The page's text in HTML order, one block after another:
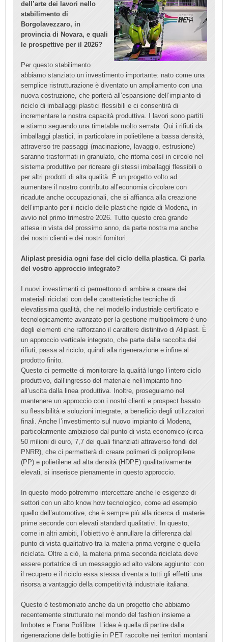
dell’arte dei lavori nello
stabilimento di
Borgolavezzaro, in
provincia di Novara, e quali
le prospettive per il 2026?
Per questo stabilimento
abbiamo stanziato un investimento importante: nato come una
semplice ristrutturazione è diventato un ampliamento con una
nuova costruzione, che porterà all’espansione dell’impianto di
riciclo di imballaggi plastici flessibili e ci consentirà di
incrementare la nostra capacità produttiva. I lavori sono partiti
e stiamo seguendo una timetable molto serrata. Qui i rifiuti da
imballaggi plastici, in particolare in polietilene a bassa densità,
attraverso tre passaggi (macinazione, lavaggio, estrusione)
saranno trasformati in granulato, che ritorna così in circolo nel
sistema produttivo per ricreare gli stessi imballaggi flessibili o
per altri prodotti di alta qualità. È un progetto volto ad
aumentare il nostro contributo all’economia circolare con
ricadute anche occupazionali, che si affianca alla creazione
dell’impianto per il riciclo delle plastiche rigide di Modena, in
avvio nel primo trimestre 2026. Tutto questo crea grande
attesa in vista del prossimo anno, da parte nostra ma anche
dei nostri clienti e dei nostri fornitori.
Aliplast presidia ogni fase del ciclo della plastica. Ci parla
del vostro approccio integrato?
I nuovi investimenti ci permettono di ambire a creare dei
materiali riciclati con delle caratteristiche tecniche di
elevatissima qualità, che nel modello industriale certificato e
tecnologicamente avanzato per la gestione multipolimero è uno
degli elementi che rafforzano il carattere distintivo di Aliplast. È
un approccio verticale integrato, che parte dalla raccolta dei
rifiuti, passa al riciclo, quindi alla rigenerazione e infine al
prodotto finito.
Questo ci permette di monitorare la qualità lungo l’intero ciclo
produttivo, dall’ingresso del materiale nell’impianto fino
all’uscita dalla linea produttiva. Inoltre, proseguiamo nel
mantenere un approccio con i nostri clienti e prospect basato
su flessibilità e soluzioni integrate, a beneficio degli utilizzatori
finali. Anche l’investimento sul nuovo impianto di Modena,
particolarmente ambizioso dal punto di vista economico (circa
50 milioni di euro, 7,7 dei quali finanziati attraverso fondi del
PNRR), che ci permetterà di creare polimeri di polipropilene
(PP) e polietilene ad alta densità (HDPE) qualitativamente
elevati, si inserisce pienamente in questo approccio.
In questo modo potremmo intercettare anche le esigenze di
settori con un alto know how tecnologico, come ad esempio
quello dell’automotive, che è sempre più alla ricerca di materie
prime seconde con elevati standard qualitativi. In questo,
come in altri ambiti, l’obiettivo è annullare la differenza dal
punto di vista qualitativo tra la materia prima vergine e quella
riciclata. Oltre a ciò, la materia prima seconda riciclata deve
essere portatrice di un messaggio ad alto valore aggiunto: con
il recupero e il riciclo essa stessa diventa a tutti gli effetti una
risorsa a vantaggio della competitività industriale italiana.
Questo è testimoniato anche da un progetto che abbiamo
recentemente strutturato nel mondo del fashion insieme a
Imbotex e Frana Polifibre. L’idea è quella di partire dalla
rigenerazione delle bottiglie in PET raccolte nei territori montani